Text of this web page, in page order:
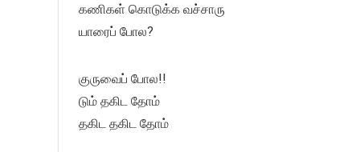
கணிகள் கொடுக்க வச்சாரு
யாரைப் போல?
குருவைப் போல!!
டும் தகிட தோம்
தகிட தகிட தோம்